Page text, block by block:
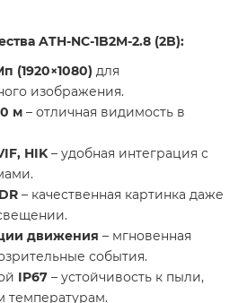
ATH-NC-1B2M-2.8 (2B):
(1920×1080) для
изображения.
м – отличная видимость в
HIK– удобная интеграция с
– качественная картинка даже
движения – мгновенная
события.
IP67 – устойчивость к пыли,